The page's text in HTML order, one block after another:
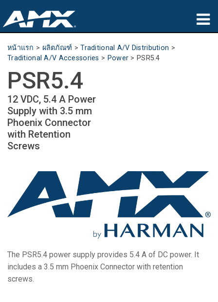
ผลิตภัณฑ์
Partners
ที่ซื้อสินค้า
การฝึกอบรม
เกี่ยวกับ
หน้าแรก > ผลิตภัณฑ์ >Traditional A/V Distribution >
Traditional A/V Accessories > Power > PSR5.4
PSR5.4
12 VDC, 5.4 A Power
Supply with 3.5 mm
Phoenix Connector
with Retention
Screws
The PSR5.4 power supply provides 5.4 A of DC power. It
includes a 3.5 mm Phoenix Connector with retention
screws.